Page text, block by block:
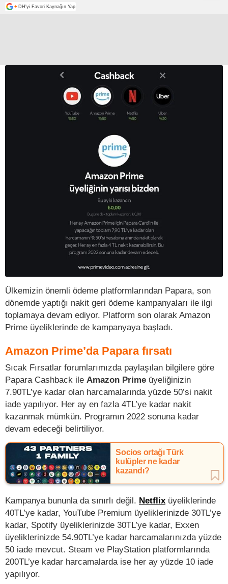
+ DH'yi Favori Kaynağın Yap
Ülkemizin önemli ödeme platformlarından Papara, son
dönemde yaptığı nakit geri ödeme kampanyaları ile ilgi
toplamaya devam ediyor. Platform son olarak Amazon
Prime üyeliklerinde de kampanyaya başladı.
Amazon Prime’da Papara fırsatı
Sıcak Fırsatlar forumlarımızda paylaşılan bilgilere göre
Papara Cashback ile Amazon Prime üyeliğinizin
7.90TL’ye kadar olan harcamalarında yüzde 50’si nakit
iade yapılıyor. Her ay en fazla 4TL’ye kadar nakit
kazanmak mümkün. Programın 2022 sonuna kadar
devam edeceği belirtiliyor.
Socios ortağı Türk
kulüpler ne kadar
kazandı?
Kampanya bununla da sınırlı değil. Netflix üyeliklerinde
40TL’ye kadar, YouTube Premium üyeliklerinizde 30TL’ye
kadar, Spotify üyeliklerinizde 30TL’ye kadar, Exxen
üyeliklerinizde 54.90TL’ye kadar harcamalarınızda yüzde
50 iade mevcut. Steam ve PlayStation platformlarında
200TL’ye kadar harcamalarda ise her ay yüzde 10 iade
yapılıyor.